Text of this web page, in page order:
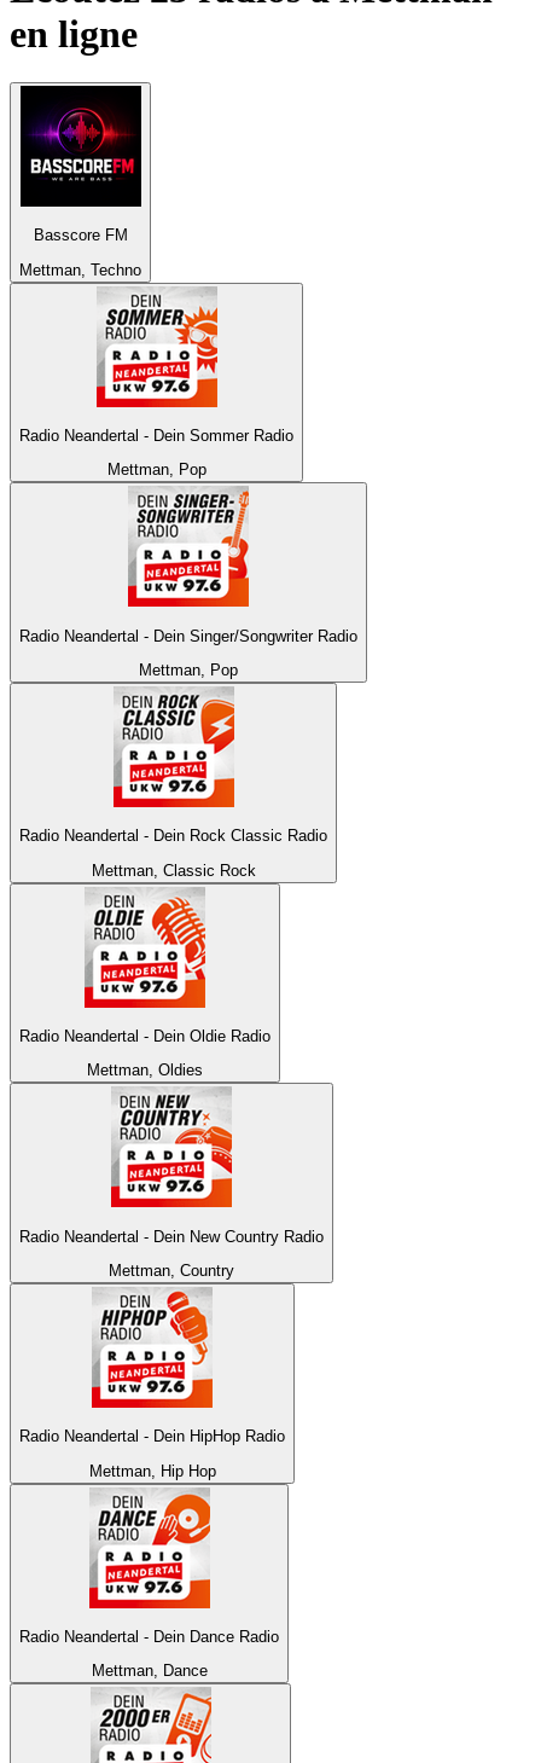
en ligne
Basscore FM
Mettman, Techno
Radio Neandertal - Dein Sommer Radio
Mettman, Pop
Radio Neandertal - Dein Singer/Songwriter Radio
Mettman, Pop
Radio Neandertal - Dein Rock Classic Radio
Mettman, Classic Rock
Radio Neandertal - Dein Oldie Radio
Mettman, Oldies
Radio Neandertal - Dein New Country Radio
Mettman, Country
Radio Neandertal - Dein HipHop Radio
Mettman, Hip Hop
Radio Neandertal - Dein Dance Radio
Mettman, Dance